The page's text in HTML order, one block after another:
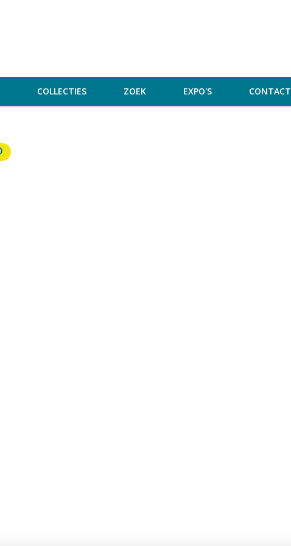
COLLECTIES ZOEK EXPO'S CONTACT